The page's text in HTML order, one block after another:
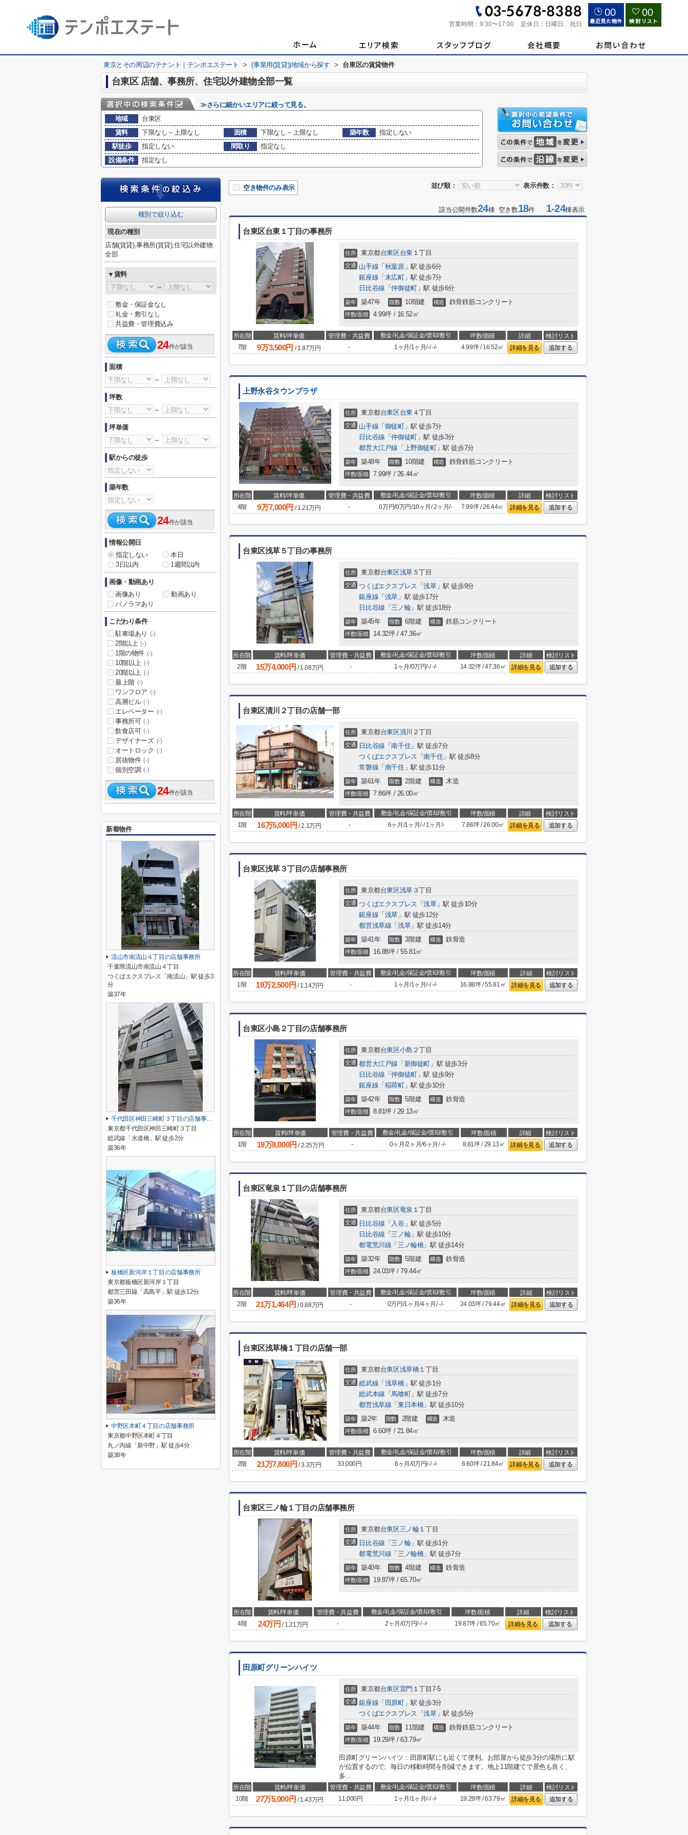
営業時間： 9:30〜17:00 定休日： 日曜日、祝日
00 00
東京とその周辺のテナント｜テンポエステート > (事業用(賃貸))地域から探す > 台東区の賃貸物件
台東区 店舗、事務所、住宅以外建物全部一覧
≫さらに細かいエリアに絞って見る。
地域
台東区
賃料
下限なし～上限なし 面積 下限なし～上限なし 築年数
指定しない
駅徒歩
指定しない 間取り
指定なし
設備条件
指定なし
並び順： 表示件数：
空き物件のみ表示
該当公開件数24棟 空き数18件1-24棟表示
台東区台東１丁目の事務所
住所 東京都台東区台東 １丁目
交通 山手線 「 秋葉原」駅 徒歩6分
銀座線 「 末広町」駅 徒歩7分
日比谷線 「仲御徒町」駅 徒歩6分
築年 築47年 階数 10階建 構造 鉄骨鉄筋コンクリート
坪数/面積 4.99坪 / 16.52㎡
所在階 賃料/坪単価 管理費・共益費 敷金/礼金/保証金/償却/敷引 坪数/面積 詳細
検討リスト
7階
9万3,500円 /1.87万円 - 1ヶ月 /1ヶ月/-/-/- 4.99坪 / 16.52㎡ 詳細を見る 追加する
上野永谷タウンプラザ
住所 東京都台東区台東 ４丁目
交通 山手線 「 御徒町」駅 徒歩7分
日比谷線 「仲御徒町」駅 徒歩3分
都営大江戸線 「 上野御徒町」駅 徒歩7分
築年 築48年 階数 10階建 構造 鉄骨鉄筋コンクリート
坪数/面積 7.99坪 / 26.44㎡
所在階 賃料/坪単価 管理費・共益費 敷金/礼金/保証金/償却/敷引 坪数/面積 詳細
検討リスト
4階
9万7,000円 /1.21万円 - 0万円/0万円/10ヶ月/2ヶ月/- 7.99坪 / 26.44㎡ 詳細を見る 追加する
台東区浅草５丁目の事務所
住所 東京都台東区浅草５丁目
交通 つくばエクスプレス 「浅草」駅 徒歩9分
銀座線 「 浅草 」駅 徒歩17分
日比谷線 「三ノ輪」駅 徒歩18分
築年 築45年 階数 6階建 構造 鉄筋コンクリート
坪数/面積 14.32坪 / 47.36㎡
所在階 賃料/坪単価 管理費・共益費 敷金/礼金/保証金/償却/敷引 坪数/面積 詳細
検討リスト
2階
15万4,000円 /1.08万円 - 1ヶ月 /0万円/-/-/- 14.32坪 / 47.36㎡ 詳細を見る 追加する
台東区清川２丁目の店舗一部
住所 東京都台東区清川 ２丁目
交通 日比谷線 「南千住 」駅 徒歩7分
つくばエクスプレス 「南千住 」駅 徒歩8分
常磐線 「 南千住 」駅 徒歩11分
築年 築61年 階数 2階建 構造 木造
坪数/面積 7.86坪 / 26.00㎡
所在階 賃料/坪単価 管理費・共益費 敷金/礼金/保証金/償却/敷引 坪数/面積 詳細
検討リスト
1階
16万5,000円 /2.1万円 - 6ヶ月 /1ヶ月/-/1ヶ月 /- 7.86坪 / 26.00㎡ 詳細を見る 追加する
台東区浅草３丁目の店舗事務所
住所 東京都台東区浅草３丁目
交通 つくばエクスプレス 「浅草」駅 徒歩10分
銀座線 「 浅草 」駅 徒歩12分
都営浅草線 「 浅草」駅 徒歩14分
築年 築41年 階数 3階建 構造 鉄骨造
坪数/面積 16.88坪 / 55.81㎡
所在階 賃料/坪単価 管理費・共益費 敷金/礼金/保証金/償却/敷引 坪数/面積 詳細
検討リスト
1階
19万2,500円 /1.14万円 - 1ヶ月 /1ヶ月/-/-/- 16.88坪 / 55.81㎡ 詳細を見る 追加する
台東区小島２丁目の店舗事務所
住所 東京都台東区小島 ２丁目
交通 都営大江戸線 「 新御徒町 」駅 徒歩3分
日比谷線 「仲御徒町」駅 徒歩9分
銀座線 「 稲荷町」駅 徒歩10分
築年 築42年 階数 5階建 構造 鉄骨造
坪数/面積 8.81坪 / 29.13㎡
所在階 賃料/坪単価 管理費・共益費 敷金/礼金/保証金/償却/敷引 坪数/面積 詳細
検討リスト
1階
19万8,000円 /2.25万円 - 0ヶ月 /2ヶ月/6ヶ月 /-/- 8.81坪 / 29.13㎡ 詳細を見る 追加する
台東区竜泉１丁目の店舗事務所
住所 東京都台東区竜泉 １丁目
交通 日比谷線 「 入谷」駅 徒歩5分
日比谷線 「三ノ輪」駅 徒歩10分
都電荒川線 「 三ノ輪橋」駅 徒歩14分
築年 築32年 階数 5階建 構造 鉄骨造
坪数/面積 24.03坪 / 79.44㎡
所在階 賃料/坪単価 管理費・共益費 敷金/礼金/保証金/償却/敷引 坪数/面積 詳細
検討リスト
2階
21万1,464円 /0.88万円 - 0万円/1ヶ月/4ヶ月 /-/- 24.03坪 / 79.44㎡ 詳細を見る 追加する
台東区浅草橋１丁目の店舗一部
住所 東京都台東区浅草橋１丁目
交通 総武線 「 浅草橋」駅 徒歩1分
総武本線 「馬喰町」駅 徒歩7分
都営浅草線 「 東日本橋」駅 徒歩10分
築年 築2年 階数 2階建 構造 木造
坪数/面積 6.60坪 / 21.84㎡
所在階 賃料/坪単価 管理費・共益費 敷金/礼金/保証金/償却/敷引 坪数/面積 詳細
検討リスト
2階
21万7,800円 /3.3万円 33,000円 6ヶ月 /0万円/-/-/- 6.60坪 / 21.84㎡ 詳細を見る 追加する
台東区三ノ輪１丁目の店舗事務所
住所 東京都台東区三ノ輪１丁目
交通 日比谷線 「三ノ輪」駅 徒歩1分
都電荒川線 「 三ノ輪橋」駅 徒歩7分
築年 築40年 階数 4階建 構造 鉄骨造
坪数/面積 19.87坪 / 65.70㎡
所在階 賃料/坪単価 管理費・共益費 敷金/礼金/保証金/償却/敷引 坪数/面積 詳細
検討リスト
4階
24万円 /1.21万円 - 2ヶ月 /0万円/-/-/- 19.87坪 / 65.70㎡ 詳細を見る 追加する
田原町グリーンハイツ
住所 東京都台東区雷門 １丁目7-5
交通 銀座線 「 田原町」駅 徒歩3分
つくばエクスプレス 「浅草」駅 徒歩5分
築年 築44年 階数 11階建 構造 鉄骨鉄筋コンクリート
坪数/面積 19.29坪 / 63.79㎡
田原町グリーンハイツ：田原町駅にも近くて便利。お部屋から徒歩3分の場所に駅
が位置するので、毎日の移動時間を削減できます。地上11階建てで景色も良く、
多...
所在階 賃料/坪単価 管理費・共益費 敷金/礼金/保証金/償却/敷引 坪数/面積 詳細
検討リスト
10階
27万5,000円 /1.43万円 11,000円 1ヶ月 /1ヶ月/-/-/- 19.29坪 / 63.79㎡ 詳細を見る 追加する
種別で絞り込む
現在の種別
店舗(賃貸),事務所(賃貸),住宅以外建物
全部
▼賃料
～
敷金・保証金なし
礼金・敷引なし
共益費・管理費込み
24件が該当
面積
～
坪数
～
坪単価
～
駅からの徒歩
築年数
24件が該当
情報公開日
指定しない
本日
3日以内
1週間以内
画像・動画あり
画像あり
動画あり
パノラマあり
こだわり条件
駐車場あり
(-)
2階以上 (-)
1階の物件 (-)
10階以上 (-)
20階以上 (-)
最上階 (-)
ワンフロア (-)
高層ビル (-)
エレベーター (-)
事務所可 (-)
飲食店可 (-)
デザイナーズ (-)
オートロック (-)
居抜物件 (-)
個別空調 (-)
24件が該当
新着物件
流山市南流山４丁目の店舗事務所
千葉県流山市南流山４丁目
つくばエクスプレス「南流山」駅 徒歩3
分
築37年
千代田区神田三崎町３丁目の店舗事務所
東京都千代田区神田三崎町３丁目
総武線「水道橋」駅 徒歩2分
築36年
板橋区新河岸１丁目の店舗事務所
東京都板橋区新河岸１丁目
都営三田線「高島平」駅 徒歩12分
築36年
中野区本町４丁目の店舗事務所
東京都中野区本町４丁目
丸ノ内線「新中野」駅 徒歩4分
築38年